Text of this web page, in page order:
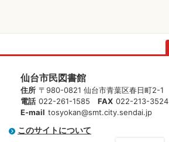
仙台市民図書館
住所 〒980-0821 仙台市青葉区春日町2-1
電話 022-261-1585 FAX 022-213-3524
E-mail tosyokan@smt.city.sendai.jp
このサイトについて